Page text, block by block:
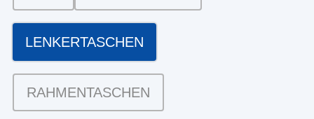
LENKERTASCHEN
RAHMENTASCHEN